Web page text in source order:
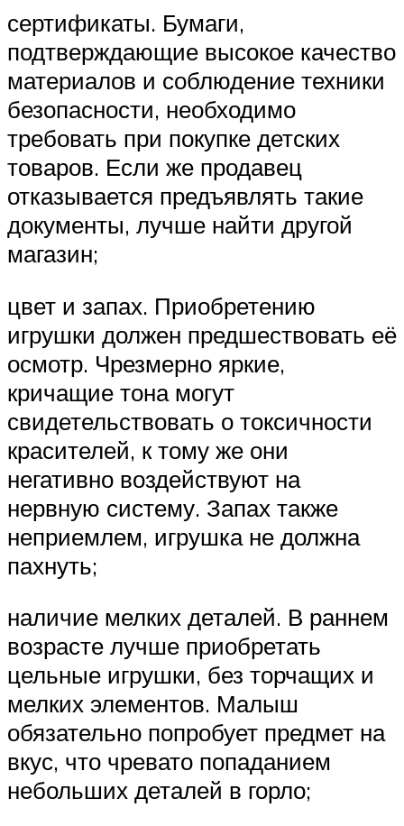
сертификаты. Бумаги,
подтверждающие высокое качество
материалов и соблюдение техники
безопасности, необходимо
требовать при покупке детских
товаров. Если же продавец
отказывается предъявлять такие
документы, лучше найти другой
магазин;
цвет и запах. Приобретению
игрушки должен предшествовать её
осмотр. Чрезмерно яркие,
кричащие тона могут
свидетельствовать о токсичности
красителей, к тому же они
негативно воздействуют на
нервную систему. Запах также
неприемлем, игрушка не должна
пахнуть;
наличие мелких деталей. В раннем
возрасте лучше приобретать
цельные игрушки, без торчащих и
мелких элементов. Малыш
обязательно попробует предмет на
вкус, что чревато попаданием
небольших деталей в горло;